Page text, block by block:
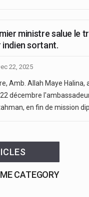
ministre salue le
indien sortant.
22, 2025
Amb. Allah Maye Halina,
décembre
en fin de mission
CATEGORY